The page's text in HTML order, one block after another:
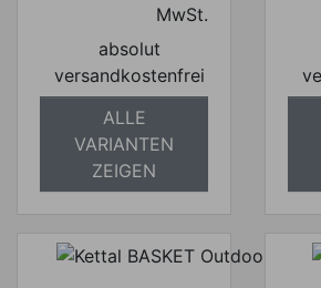
MwSt.
absolut
versandkostenfrei
ALLE
VARIANTEN
ZEIGEN